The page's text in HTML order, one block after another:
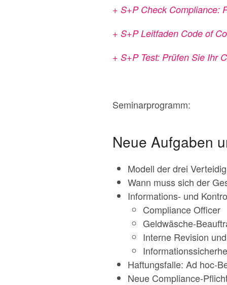
+ S+P Check Compliance:
+ S+P Leitfaden Code of
+ S+P Test: Prüfen Sie Ihr
Seminarprogramm:
Neue Aufgaben
Modell der drei
Wann muss sich der
Informations- und
Compliance Officer
Geldwäsche-
Interne Revision
Haftungsfalle: Ad hoc-
Neue Compliance-